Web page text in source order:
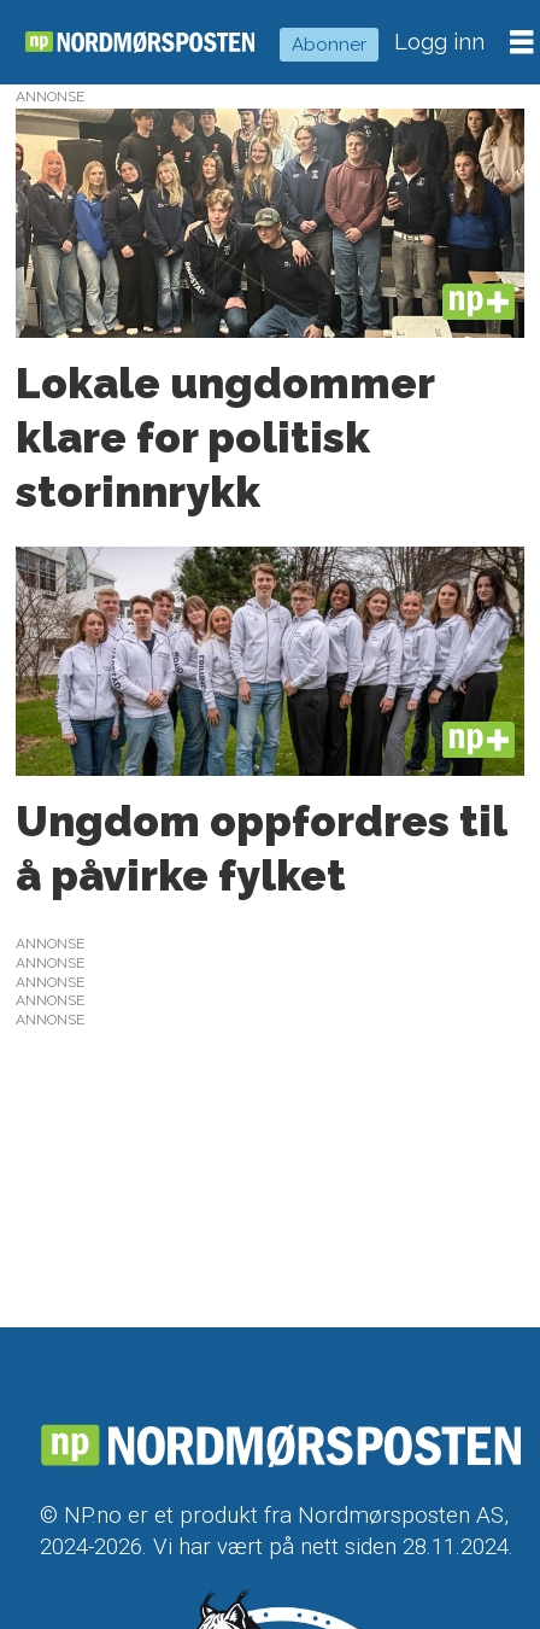
Abonner Logg inn
Tag:
ungdommens
fylkesting
ANNONSE
PLUS
Lokale ungdommer
klare for politisk
storinnrykk
PLUS
Ungdom oppfordres til
å påvirke fylket
ANNONSE
ANNONSE
ANNONSE
ANNONSE
ANNONSE
© NP.no er et produkt fra Nordmørsposten AS,
2024-2026. Vi har vært på nett siden 28.11.2024.